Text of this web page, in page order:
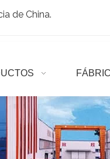
de China.